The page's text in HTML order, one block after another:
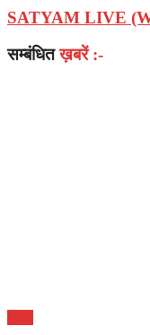
SATYAM LIVE
सम्बंधितख़बरें :-